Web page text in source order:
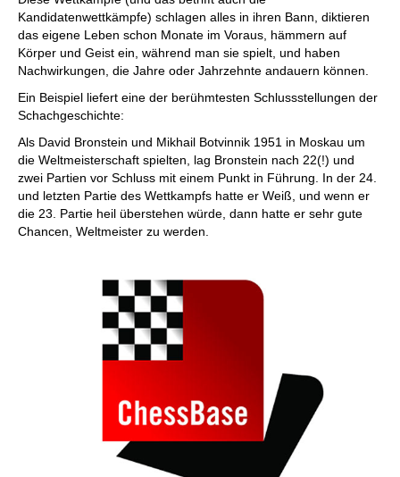
Kandidatenwettkämpfe) schlagen alles in ihren Bann, diktieren
das eigene Leben schon Monate im Voraus, hämmern auf
Körper und Geist ein, während man sie spielt, und haben
Nachwirkungen, die Jahre oder Jahrzehnte andauern können.
Ein Beispiel liefert eine der berühmtesten Schlussstellungen der
Schachgeschichte:
Als David Bronstein und Mikhail Botvinnik 1951 in Moskau um
die Weltmeisterschaft spielten, lag Bronstein nach 22(!) und
zwei Partien vor Schluss mit einem Punkt in Führung. In der 24.
und letzten Partie des Wettkampfs hatte er Weiß, und wenn er
die 23. Partie heil überstehen würde, dann hatte er sehr gute
Chancen, Weltmeister zu werden.